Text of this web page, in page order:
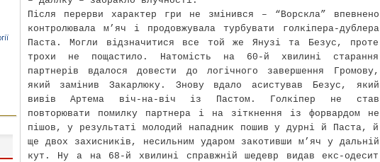
Після перерви характер гри не змінився – “Ворскла” впевнено
контролювала м’яч і продовжувала турбувати голкіпера-дублера
Паста. Могли відзначитися все той же Янузі та Безус, проте
трохи не пощастило. Натомість на 60-й хвилині старання
партнерів вдалося довести до логічного завершення Громову,
який замінив Закарлюку. Знову вдало асистував Безус, який
вивів Артема віч-на-віч із Пастом. Голкіпер не став
повторювати помилку партнера і на зіткнення із форвардом не
пішов, у результаті молодий нападник пошив у дурні й Паста, й
ще двох захисників, несильним ударом закотивши м’яч у дальній
кут. Ну а на 68-й хвилині справжній шедевр видав екс-одесит